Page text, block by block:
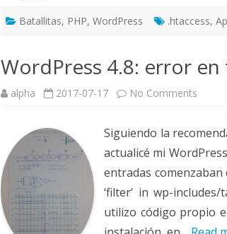
Batallitas, PHP,WordPress .htaccess,
WordPress 4.8: error
alpha 2017-07-17 No Comments
en
Siguiendo la
actualicé mi
entradas
‘filter’ in wp-
utilizo código propio